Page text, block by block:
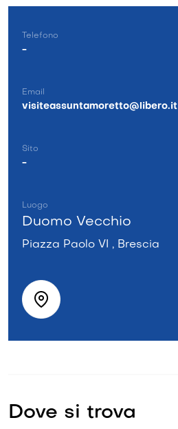
Telefono
-
Email
visiteassuntamoretto@libero.it
Sito
-
Luogo
Duomo Vecchio
Piazza Paolo VI , Brescia
Dove si trova